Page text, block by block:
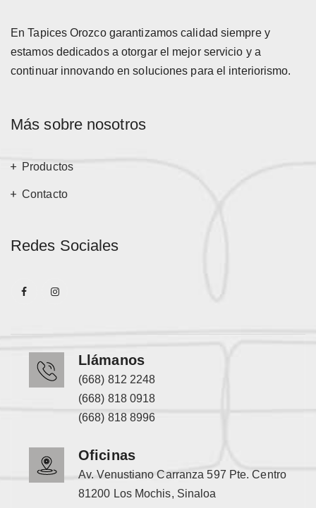
En Tapices Orozco garantizamos calidad siempre y
estamos dedicados a otorgar el mejor servicio y a
continuar innovando en soluciones para el interiorismo.
Más sobre nosotros
Productos
Contacto
Redes Sociales
Llámanos
(668) 812 2248
(668) 818 0918
(668) 818 8996
Oficinas
Av. Venustiano Carranza 597 Pte. Centro
81200 Los Mochis, Sinaloa